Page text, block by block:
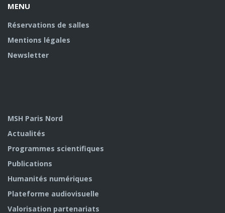
MENU
Réservations de salles
Mentions légales
Newsletter
MSH Paris Nord
Actualités
Programmes scientifiques
Publications
Humanités numériques
Plateforme audiovisuelle
Valorisation partenariats